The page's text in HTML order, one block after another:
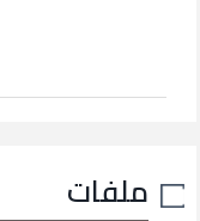
ملفات